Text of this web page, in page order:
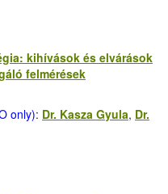
kihívások és elvárások
felmérések
only): Dr. Kasza Gyula, Dr.